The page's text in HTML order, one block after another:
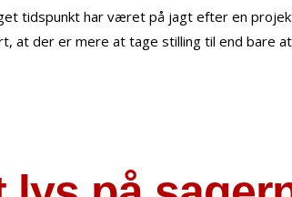
tidspunkt har været på jagt efter en
at der er mere at tage stilling til end bare